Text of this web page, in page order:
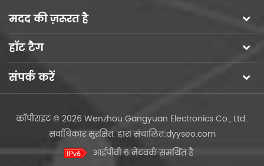
मदद की ज़रूरत है
हॉट टैग
संपर्क करें
कॉपीराइट © 2026 Wenzhou Gangyuan Electronics Co., Ltd..
सर्वाधिकार सुरक्षित.द्वारा संचालित:dyyseo.com
आईपीवी 6 नेटवर्क समर्थित है